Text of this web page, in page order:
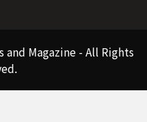
Magazine - All Rights